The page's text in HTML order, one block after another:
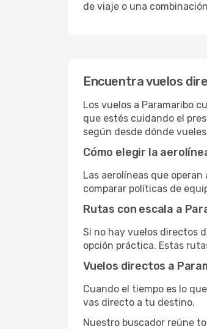
de viaje o una
Encuentra vuelos
Los vuelos a Paramaribo
que estés cuidando el
según desde dónde
Cómo elegir la
Las aerolíneas que
comparar políticas de
Rutas con escala a
Si no hay vuelos directos
opción práctica. Estas
Vuelos directos a
Cuando el tiempo es lo
vas directo a tu destino.
Nuestro buscador reúne